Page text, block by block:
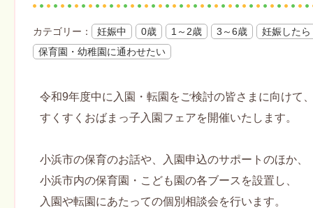
妊娠中 0歳 1～2歳 3～6歳
妊娠したら
保育園・幼稚園に通わせたい
令和9年度中に入園・転園をご検討の皆さまに向けて
すくすくおばまっ子入園フェアを開催いたします。
小浜市の保育のお話や、入園申込のサポートのほか、
小浜市内の保育園・こども園の各ブースを設置し、
入園や転園にあたっての個別相談会を行います。